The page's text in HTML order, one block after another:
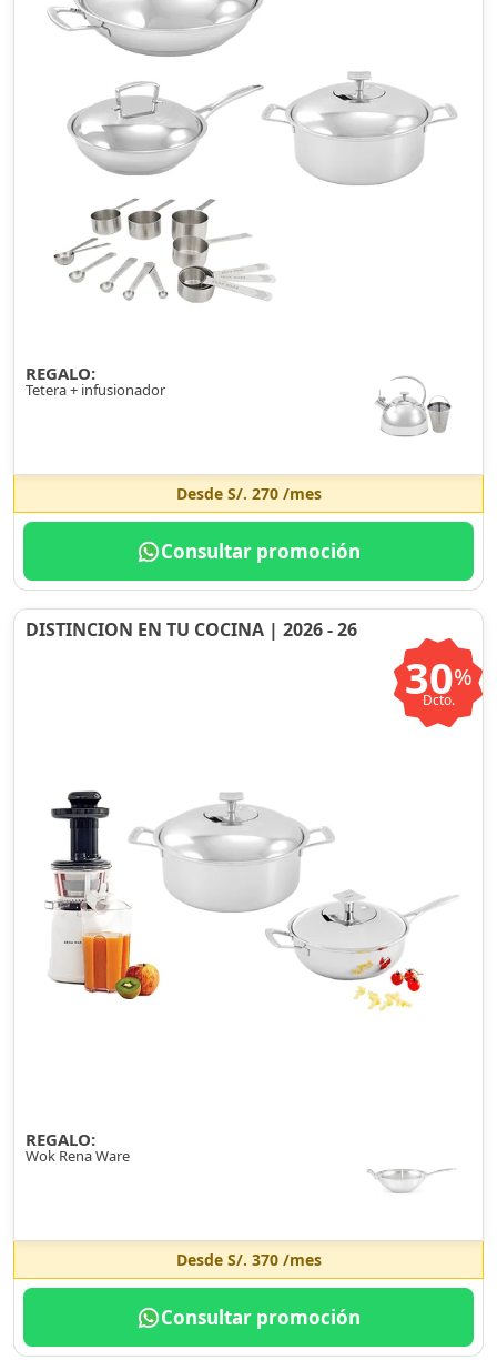
REGALO:
Tetera + infusionador
Desde S/. 270/mes
Consultar promoción
DISTINCION EN TU COCINA | 2026 - 26
30%
Dcto.
REGALO:
Wok Rena Ware
Desde S/. 370/mes
Consultar promoción